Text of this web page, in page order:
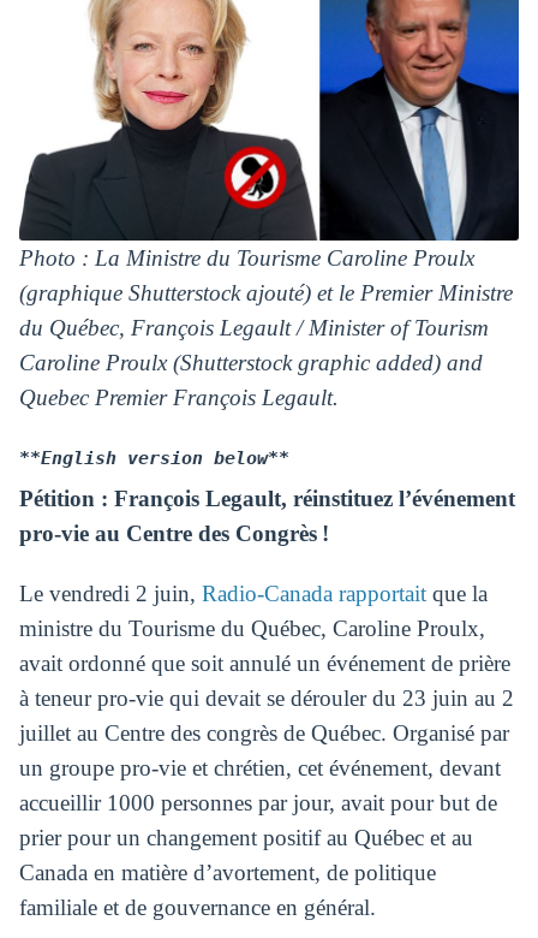
Photo : La Ministre du Tourisme Caroline Proulx
(graphique Shutterstock ajouté) et le Premier Ministre
du Québec, François Legault / Minister of Tourism
Caroline Proulx (Shutterstock graphic added) and
Quebec Premier François Legault.
**English version below**
Pétition : François Legault, réinstituez l’événement
pro-vie au Centre des Congrès !
Le vendredi 2 juin, Radio-Canada rapportaitque la
ministre du Tourisme du Québec, Caroline Proulx,
avait ordonné que soit annulé un événement de prière
à teneur pro-vie qui devait se dérouler du 23 juin au 2
juillet au Centre des congrès de Québec. Organisé par
un groupe pro-vie et chrétien, cet événement, devant
accueillir 1000 personnes par jour, avait pour but de
prier pour un changement positif au Québec et au
Canada en matière d’avortement, de politique
familiale et de gouvernance en général.